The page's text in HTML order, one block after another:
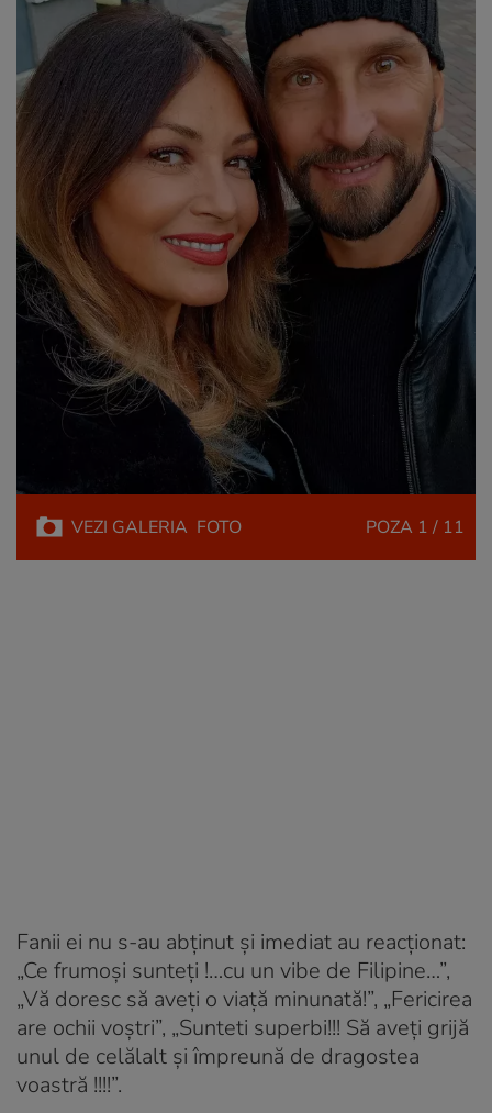
VEZI GALERIA FOTO POZA 1 / 11
Fanii ei nu s-au abținut și imediat au reacționat:
„Ce frumoși sunteți !…cu un vibe de Filipine…”,
„Vă doresc să aveți o viață minunată!”, „Fericirea
are ochii voștri”, „Sunteti superbi!!! Să aveți grijă
unul de celălalt și împreună de dragostea
voastră !!!!”.